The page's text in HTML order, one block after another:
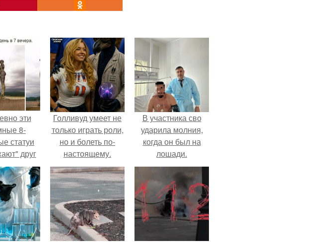
эти
8-
статуи
друг
друга,
Голливуд умеет не
только играть роли,
но и болеть по-
настоящему.
В участника сво
ударила молния,
когда он был на
лошади.